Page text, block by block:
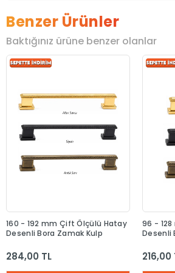
Benzer Ürünler
Baktığınız ürüne benzer olanlar
160 - 192 mm Çift Ölçülü Hatay
Desenli Bora Zamak Kulp
284,00 TL
96 -
Desenli
216,00